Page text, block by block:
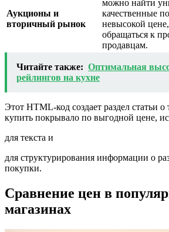
Аукционы и
вторичный рынок
можно найти
качественные
невысокой
обращаться к
продавцам.
Читайте также: Оптимальная
рейлингов на кухне
Этот HTML-код создает раздел статьи
купить покрывало по выгодной цене,
для текста и
для структурирования информации о
покупки.
Сравнение цен в
магазинах